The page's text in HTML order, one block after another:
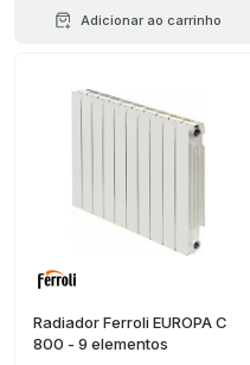
Adicionar ao carrinho
Radiador Ferroli EUROPA C
800 - 9 elementos